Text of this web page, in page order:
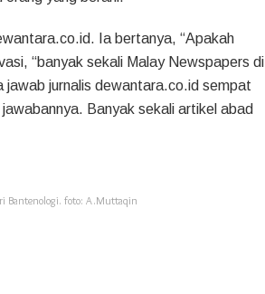
Ia bertanya, “Apakah
“banyak sekali Malay Newspapers di
jawab jurnalis dewantara.co.id sempat
Banyak sekali artikel abad
Bantenologi. foto: A.Muttaqin